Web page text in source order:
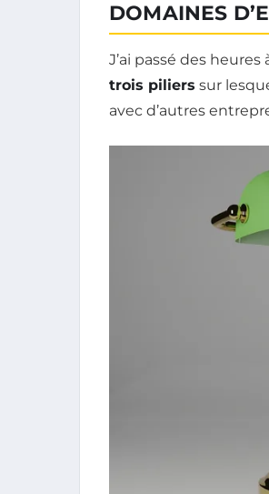
DOMAINES
J’ai passé des
trois piliers sur
avec d’autres